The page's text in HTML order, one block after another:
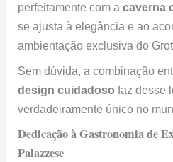
perfeitamente com acaverna
se ajusta à elegância e ao
ambientação exclusiva do
Sem dúvida, a combinação
design cuidadoso faz desse
verdadeiramente único no
Dedicação à Gastronomia de
Palazzese